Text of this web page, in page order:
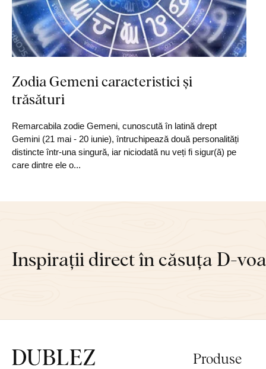
Zodia Gemeni caracteristici și
trăsături
Remarcabila zodie Gemeni, cunoscută în latină drept
Gemini (21 mai - 20 iunie), întruchipează două personalități
distincte într-una singură, iar niciodată nu veți fi sigur(ă) pe
care dintre ele o...
Inspirații direct în căsuța D-
Produse